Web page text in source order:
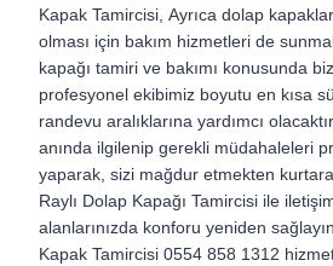
Kapak Tamircisi, Ayrıca dolap
olması için bakım hizmetleri de
kapağı tamiri ve bakımı konusunda
profesyonel ekibimiz boyutu en kısa
randevu aralıklarına yardımcı
anında ilgilenip gerekli müdahaleleri
yaparak, sizi mağdur etmekten
Raylı Dolap Kapağı Tamircisi ile
alanlarınızda konforu yeniden
Kapak Tamircisi 0554 858 1312